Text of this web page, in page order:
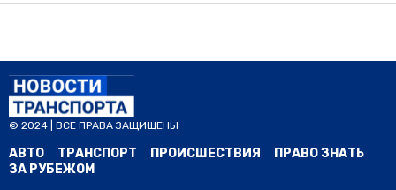
© 2024 | ВСЕ ПРАВА ЗАЩИЩЕНЫ
АВТО ТРАНСПОРТ ПРОИСШЕСТВИЯ
ПРАВО ЗНАТЬ
ЗА РУБЕЖОМ